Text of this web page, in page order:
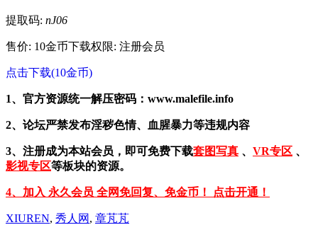
提取码: nJ06
售价: 10金币下载权限: 注册会员
点击下载(10金币)
1、官方资源统一解压密码：www.malefile.info
2、论坛严禁发布淫秽色情、血腥暴力等违规内容
3、注册成为本站会员，即可免费下载套图写真 、 VR专区 、
影视专区等板块的资源。
4、加入 永久会员 全网免回复、免金币！ 点击开通！
XIUREN, 秀人网 , 章芃芃